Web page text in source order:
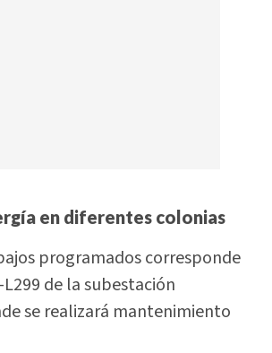
en diferentes colonias
programados corresponde
de la subestación
se realizará mantenimiento